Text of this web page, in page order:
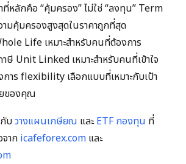
ที่หลักคือ “คุ้มครอง” ไม่ใช่ “ลงทุน” Term
มคุ้มครองสูงสุดในราคาถูกที่สุด
Life เหมาะสำหรับคนที่ต้องการ
ษี Unit Linked เหมาะสำหรับคนที่เข้าใจ
การ flexibility เลือกแบบที่เหมาะกับเป้า
ยของคุณ
บวางแผนเกษียณ และETF กองทุน ที่
าก icafeforex.com และ